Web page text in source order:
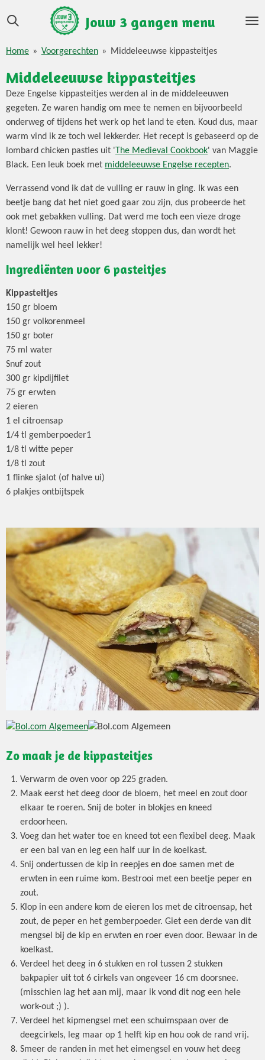
direct
de
Jouw 3 gangen menu
Home » Voorgerechten » Middeleeuwse kippasteitjes
Middeleeuwse kippasteitjes
Deze Engelse kippasteitjes werden al in de middeleeuwen
gegeten. Ze waren handig om mee te nemen en bijvoorbeeld
onderweg of tijdens het werk op het land te eten. Koud dus, maar
warm vind ik ze toch wel lekkerder. Het recept is gebaseerd op de
lombard chicken pasties uit 'The Medieval Cookbook' van Maggie
Black. Een leuk boek met middeleeuwse Engelse recepten.
Verrassend vond ik dat de vulling er rauw in ging. Ik was een
beetje bang dat het niet goed gaar zou zijn, dus probeerde het
ook met gebakken vulling. Dat werd me toch een vieze droge
klont! Gewoon rauw in het deeg stoppen dus, dan wordt het
namelijk wel heel lekker!
Ingrediënten voor 6 pasteitjes
Kippasteitjes
150 gr bloem
150 gr volkorenmeel
150 gr boter
75 ml water
Snuf zout
300 gr kipdijfilet
75 gr erwten
2 eieren
1 el citroensap
1/4 tl gemberpoeder1
1/8 tl witte peper
1/8 tl zout
1 flinke sjalot (of halve ui)
6 plakjes ontbijtspek
Zo maak je de kippasteitjes
Verwarm de oven voor op 225 graden.
Maak eerst het deeg door de bloem, het meel en zout door
elkaar te roeren. Snij de boter in blokjes en kneed
erdoorheen.
Voeg dan het water toe en kneed tot een flexibel deeg. Maak
er een bal van en leg een half uur in de koelkast.
Snij ondertussen de kip in reepjes en doe samen met de
erwten in een ruime kom. Bestrooi met een beetje peper en
zout.
Klop in een andere kom de eieren los met de citroensap, het
zout, de peper en het gemberpoeder. Giet een derde van dit
mengsel bij de kip en erwten en roer even door. Bewaar in de
koelkast.
Verdeel het deeg in 6 stukken en rol tussen 2 stukken
bakpapier uit tot 6 cirkels van ongeveer 16 cm doorsnee.
(misschien lag het aan mij, maar ik vond dit nog een hele
work-out ;) ).
Verdeel het kipmengsel met een schuimspaan over de
deegcirkels, leg maar op 1 helft kip en hou ook de rand vrij.
Smeer de randen in met het eimengsel en vouw het deeg